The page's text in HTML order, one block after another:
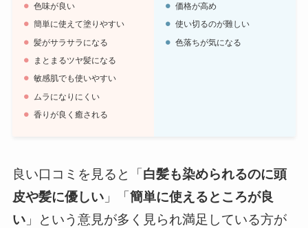
色味が良い
簡単に使えて塗りやすい
髪がサラサラになる
まとまるツヤ髪になる
敏感肌でも使いやすい
ムラになりにくい
香りが良く癒される
価格が高め
使い切るのが難しい
色落ちが気になる
良い口コミを見ると「白髪も染められるのに頭
皮や髪に優しい」「簡単に使えるところが良
い」という意見が多く見られ満足している方が